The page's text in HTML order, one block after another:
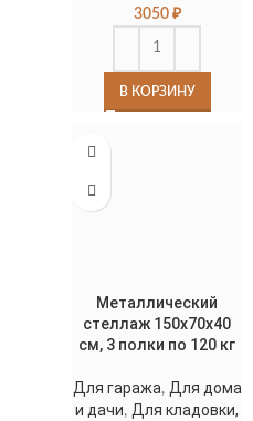
3050 ₽
В КОРЗИНУ
Металлический
стеллаж 150x70x40
см, 3 полки по 120 кг
Для гаража, Для дома
и дачи, Для кладовки,